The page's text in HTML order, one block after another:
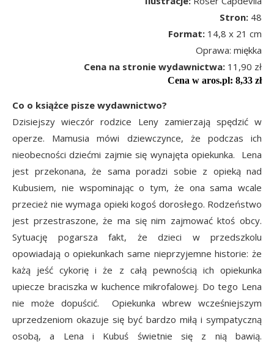
Stron: 48
Format: 14,8 x 21 cm
Oprawa: miękka
Cena na stronie wydawnictwa: 11,90 zł
Cena w aros.pl: 8,33 zł
Co o książce pisze wydawnictwo?
Dzisiejszy wieczór rodzice Leny zamierzają spędzić w
operze. Mamusia mówi dziewczynce, że podczas ich
nieobecności dziećmi zajmie się wynajęta opiekunka. Lena
jest przekonana, że sama poradzi sobie z opieką nad
Kubusiem, nie wspominając o tym, że ona sama wcale
przecież nie wymaga opieki kogoś dorosłego. Rodzeństwo
jest przestraszone, że ma się nim zajmować ktoś obcy.
Sytuację pogarsza fakt, że dzieci w przedszkolu
opowiadają o opiekunkach same nieprzyjemne historie: że
każą jeść cykorię i że z całą pewnością ich opiekunka
upiecze braciszka w kuchence mikrofalowej. Do tego Lena
nie może dopuścić. Opiekunka wbrew wcześniejszym
uprzedzeniom okazuje się być bardzo miłą i sympatyczną
osobą, a Lena i Kubuś świetnie się z nią bawią.